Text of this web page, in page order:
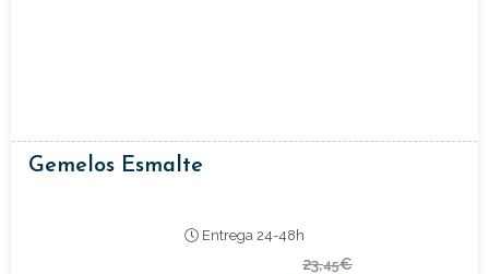
Gemelos Esmalte
Entrega 24-48h
23,45€